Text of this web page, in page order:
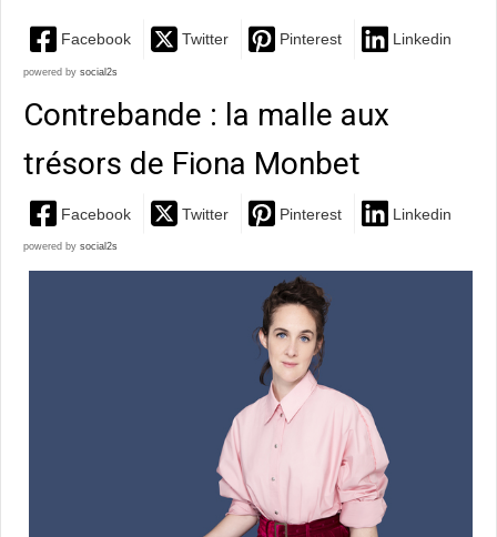
Facebook Twitter Pinterest Linkedin
powered by social2s
Contrebande : la malle aux
trésors de Fiona Monbet
Facebook Twitter Pinterest Linkedin
powered by social2s